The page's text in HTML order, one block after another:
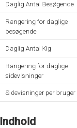
Daglig Antal Besøgende
Rangering for daglige
besøgende
Daglig Antal Kig
Rangering for daglige
sidevisninger
Sidevisninger per bruger
Indhold